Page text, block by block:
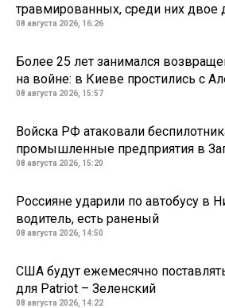
травмированных, среди них двое
08 августа 2026, 16:26
Более 25 лет занимался
на войне: в Киеве простились с
08 августа 2026, 15:57
Войска РФ атаковали
промышленные предприятия в
08 августа 2026, 15:20
Россияне ударили по автобусу в
водитель, есть раненый
08 августа 2026, 14:50
США будут ежемесячно
для Patriot – Зеленский
08 августа 2026, 14:22